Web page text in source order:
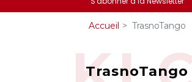
Accueil TrasnoTango
TrasnoTango